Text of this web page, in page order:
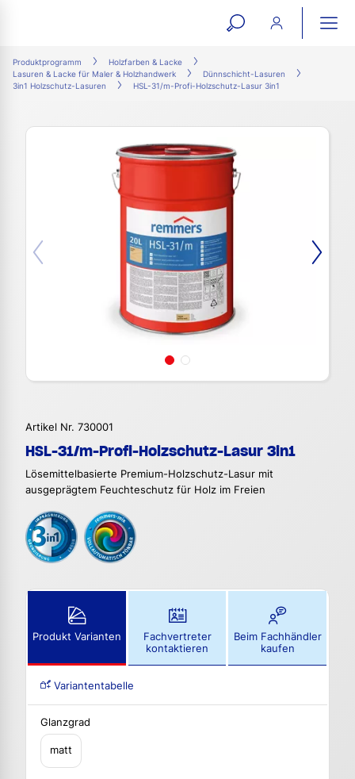
open
form
Produktprogramm
Holzfarben & Lacke
Lasuren & Lacke für Maler & Holzhandwerk
Dünnschicht-Lasuren
3in1 Holzschutz-Lasuren
HSL-31/m-Profi-Holzschutz-Lasur 3in1
Artikel Nr. 730001
HSL-31/m-Profi-Holzschutz-Lasur 3in1
Lösemittelbasierte Premium-Holzschutz-Lasur mit
ausgeprägtem Feuchteschutz für Holz im Freien
Produkt Varianten
Fachvertreter
kontaktieren
Beim Fachhändler
kaufen
Variantentabelle
Glanzgrad
matt